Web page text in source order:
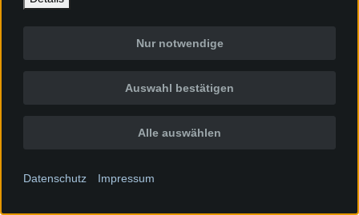
Nur notwendige
Auswahl bestätigen
Alle auswählen
Datenschutz Impressum